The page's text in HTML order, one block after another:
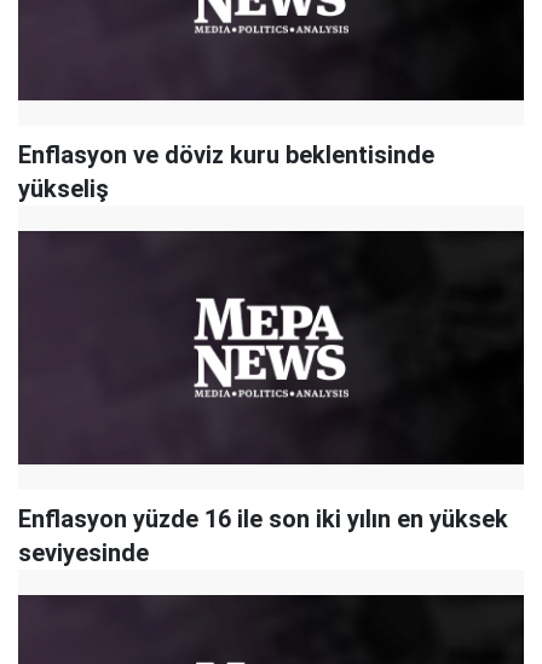
Enflasyon ve döviz kuru beklentisinde
yükseliş
Enflasyon yüzde 16 ile son iki yılın en yüksek
seviyesinde